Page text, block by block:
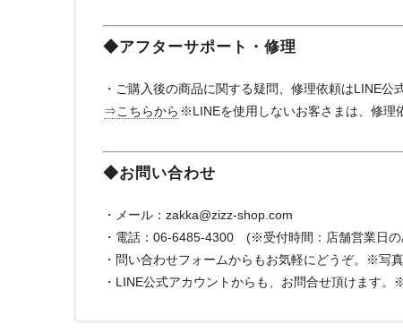
◆アフターサポート・修理
・ご購入後の商品に関する疑問、修理依頼はLINE公
⇒こちらから ※LINEを使用しないお客さまは、修理
◆お問い合わせ
・メール： zakka@zizz-shop.com
・電話：06-6485-4300 (※受付時間：店舗営業日の
・問い合わせフォームからもお気軽にどうぞ。※写
・LINE公式アカウントからも、お問合せ頂けます。